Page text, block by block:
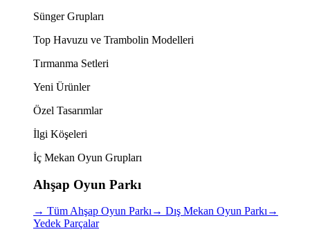
Sünger Grupları
Top Havuzu ve Trambolin Modelleri
Tırmanma Setleri
Yeni Ürünler
Özel Tasarımlar
İlgi Köşeleri
İç Mekan Oyun Grupları
Ahşap Oyun Parkı
→ Tüm Ahşap Oyun Parkı→ Dış Mekan Oyun Parkı→
Yedek Parçalar